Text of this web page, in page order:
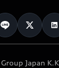
Japan